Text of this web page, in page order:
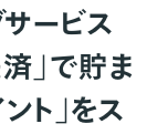
ービス
」で貯ま
ト」をス